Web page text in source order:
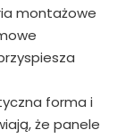
montażowe
forma i
że panele